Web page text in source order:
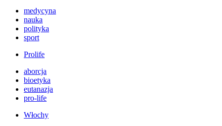
medycyna
nauka
polityka
sport
Prolife
aborcja
bioetyka
eutanazja
pro-life
Włochy